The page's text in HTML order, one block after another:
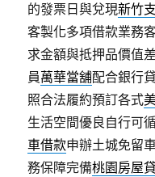
的發票日與兌現新竹
客製化多項借款業務
求金額與抵押品價值
員萬華當舖配合銀行
照合法履約預訂各式
生活空間優良自行可
車借款申辦土城免留
務保障完備桃園房屋